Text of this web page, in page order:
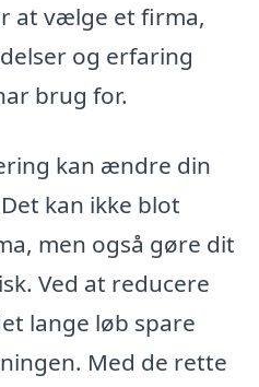
at vælge et firma,
og erfaring
brug for.
kan ændre din
kan ikke blot
men også gøre dit
Ved at reducere
lange løb spare
Med de rette